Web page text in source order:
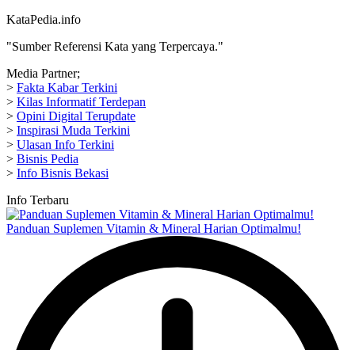
KataPedia.info
"Sumber Referensi Kata yang Terpercaya."
Media Partner;
> Fakta Kabar Terkini
> Kilas Informatif Terdepan
> Opini Digital Terupdate
> Inspirasi Muda Terkini
> Ulasan Info Terkini
> Bisnis Pedia
> Info Bisnis Bekasi
Info Terbaru
Panduan Suplemen Vitamin & Mineral Harian Optimalmu!